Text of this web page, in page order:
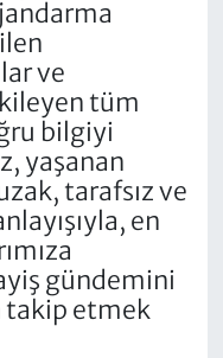
ve
tüm
bilgiyi
yaşanan
tarafsız ve
en
gündemini
takip etmek